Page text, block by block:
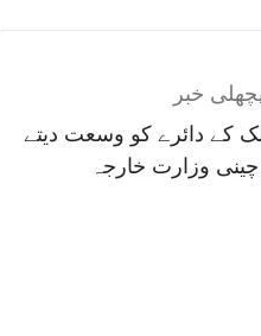
خبر
کے دائرے کو وسعت دیتے
وزارت خارجہ